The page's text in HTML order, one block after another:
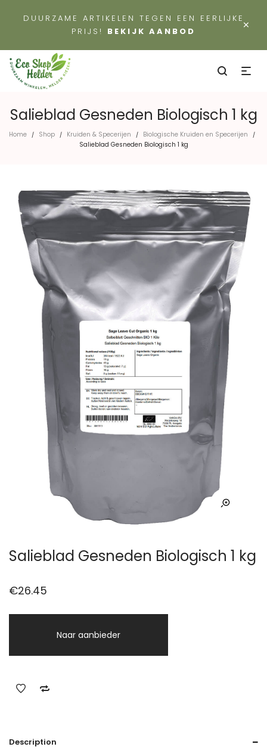
×
DUURZAME ARTIKELEN TEGEN EEN EERLIJKE
PRIJS! BEKIJK AANBOD
Salieblad Gesneden Biologisch 1 kg
Home / Shop / Kruiden & Specerijen / Biologische Kruiden en Specerijen /
Salieblad Gesneden Biologisch 1 kg
Salieblad Gesneden Biologisch 1 kg
€26.45
Naar aanbieder
Description